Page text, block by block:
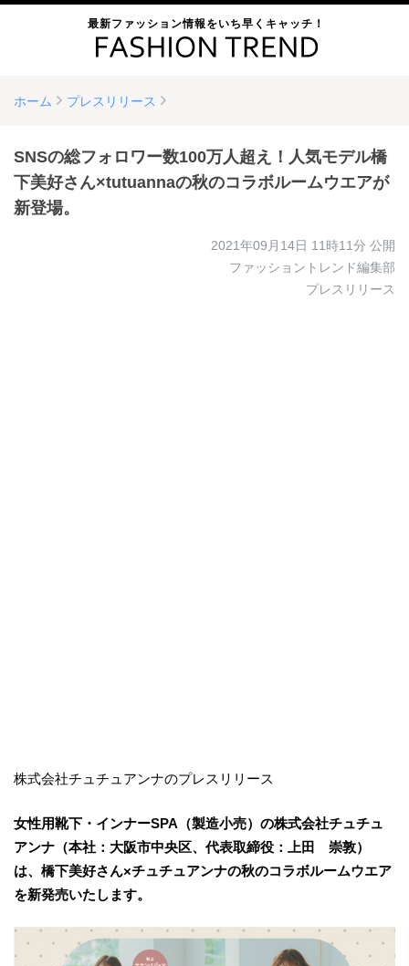
最新ファッション情報をいち早くキャッチ！
ホーム プレスリリース
SNSの総フォロワー数100万人超え！人気モデル橋
下美好さん×tutuannaの秋のコラボルームウエアが
新登場。
2021年09月14日 11時11分 公開
ファッショントレンド編集部
プレスリリース
株式会社チュチュアンナのプレスリリース
女性用靴下・インナーSPA（製造小売）の株式会社チュチュ
アンナ（本社：大阪市中央区、代表取締役：上田 崇敦）
は、橋下美好さん×チュチュアンナの秋のコラボルームウエア
を新発売いたします。